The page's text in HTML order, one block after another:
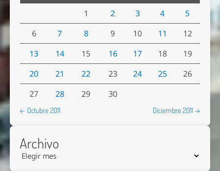
1
2 3 4
5
6
7 8 9 10 11
12
13
14 15 16 17 18
19
20
21 22 23 24 25
26
27
28 29 30
← Octubre 2011 Diciembre 2011 →
Archivo